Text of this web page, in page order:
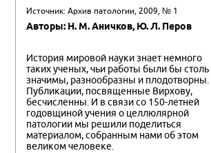
Источник: Архив патологии, 2009, № 1
Авторы: Н. М. Аничков, Ю. Л. Перов
История мировой науки знает немного
таких ученых, чьи работы были бы столь
значимы, разнообразны и плодотворны.
Публикации, посвященные Вирхову,
бесчисленны. И в связи со 150-летней
годовщиной учения о целлюлярной
патологии мы решили поделиться
материалом, собранным нами об этом
великом человеке.